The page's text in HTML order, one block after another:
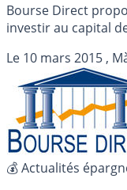
Bourse Direct
investir au capital
Le 10 mars 2015 ,
💰 Actualités